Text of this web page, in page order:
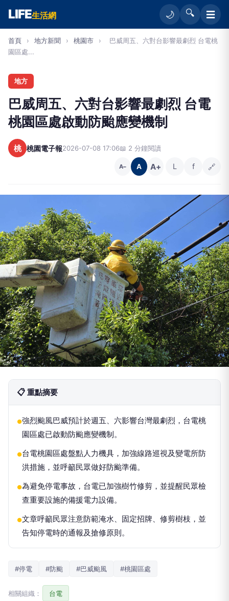
LIFE生活網 🌙 🔍 ☰
首頁 › 地方新聞 › 桃園市 ›
巴威周五、六對台影響最劇烈 台電桃
園區處...
地方
巴威周五、六對台影響最劇烈 台電
桃園區處啟動防颱應變機制
桃 桃園電子報2026-07-08 17:06📖 2 分鐘閱讀
A− A A+ L f 🔗
📋 重點摘要
●強烈颱風巴威預計於週五、六影響台灣最劇烈，台電桃
園區處已啟動防颱應變機制。
●台電桃園區處盤點人力機具，加強線路巡視及變電所防
洪措施，並呼籲民眾做好防颱準備。
●為避免停電事故，台電已加強樹竹修剪，並提醒民眾檢
查重要設施的備援電力設備。
●文章呼籲民眾注意防範淹水、固定招牌、修剪樹枝，並
告知停電時的通報及搶修原則。
#停電 #防颱 #巴威颱風 #桃園區處
相關組織： 台電